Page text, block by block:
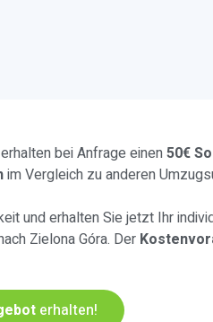
bei Anfrage einen50€
im Vergleich zu anderen
und erhalten Sie jetzt Ihr
Zielona Góra. Der
erhalten!